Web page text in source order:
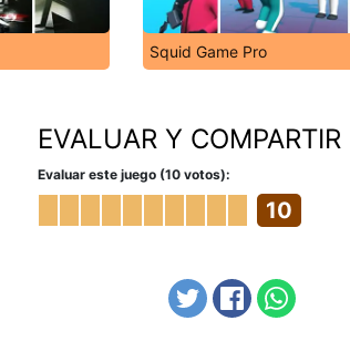
Squid Game Pro
EVALUAR Y COMPARTIR
Evaluar este juego (10 votos):
10